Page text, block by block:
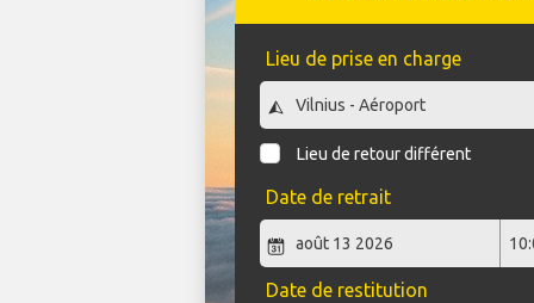
Lieu de prise en charge
Lieu de retour différent
Date de retrait
Date de restitution